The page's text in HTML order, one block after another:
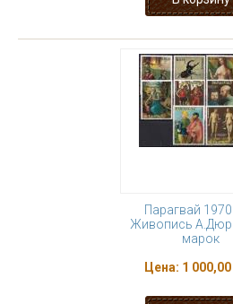
Парагвай 1970
Живопись
марок
Цена: 1 000,00